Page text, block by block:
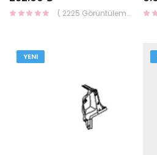
( 2225 Görüntüleme )
YENI